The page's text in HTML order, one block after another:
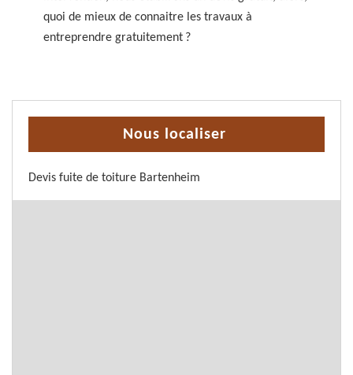
quoi de mieux de connaitre les travaux à
entreprendre gratuitement ?
Nous localiser
Devis fuite de toiture Bartenheim